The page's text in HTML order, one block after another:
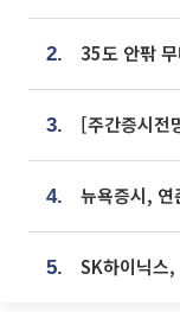
2.
3.
4.
5.